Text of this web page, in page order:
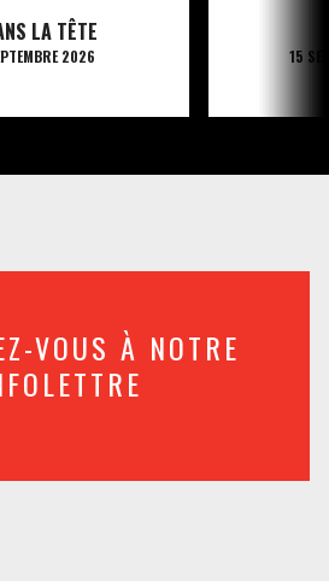
LA TÊTE
2026 15
VOUS À NOTRE